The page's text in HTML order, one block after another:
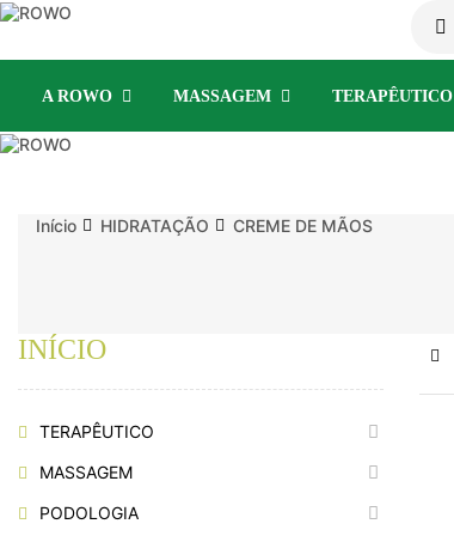
A ROWO MASSAGEM TERAPÊUTICO
Início HIDRATAÇÃO CREME DE MÃOS
INÍCIO
TERAPÊUTICO
MASSAGEM
PODOLOGIA